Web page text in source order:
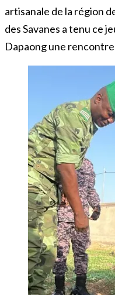
artisanale de la région
des Savanes a tenu ce
Dapaong une